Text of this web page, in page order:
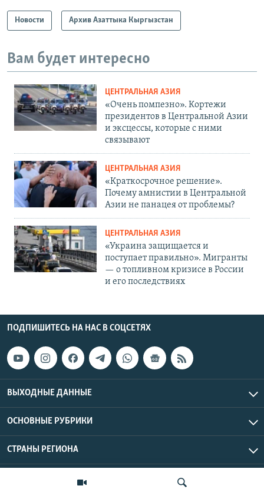
Новости Архив Азаттыка Кыргызстан
Вам будет интересно
ЦЕНТРАЛЬНАЯ АЗИЯ
«Очень помпезно». Кортежи
президентов в Центральной Азии
и эксцессы, которые с ними
связывают
ЦЕНТРАЛЬНАЯ АЗИЯ
«Краткосрочное решение».
Почему амнистии в Центральной
Азии не панацея от проблемы?
ЦЕНТРАЛЬНАЯ АЗИЯ
«Украина защищается и
поступает правильно». Мигранты
— о топливном кризисе в России
и его последствиях
ПОДПИШИТЕСЬ НА НАС В СОЦСЕТЯХ
ВЫХОДНЫЕ ДАННЫЕ
ОСНОВНЫЕ РУБРИКИ
СТРАНЫ РЕГИОНА
Азаттык Азия © 2026 RFE/RL, Inc. | Все права защищены.